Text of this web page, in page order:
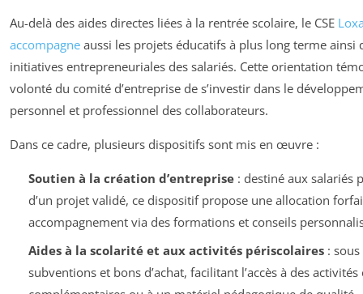
Au-delà des aides directes liées à la rentrée scolaire, le CSE
accompagne aussi les projets éducatifs à plus long terme ainsi
initiatives entrepreneuriales des salariés. Cette orientation
volonté du comité d’entreprise de s’investir dans le
personnel et professionnel des collaborateurs.
Dans ce cadre, plusieurs dispositifs sont mis en œuvre :
Soutien à la création d’entreprise: destiné aux salariés
d’un projet validé, ce dispositif propose une allocation
accompagnement via des formations et conseils
Aides à la scolarité et aux activités périscolaires: sous
subventions et bons d’achat, facilitant l’accès à des activités